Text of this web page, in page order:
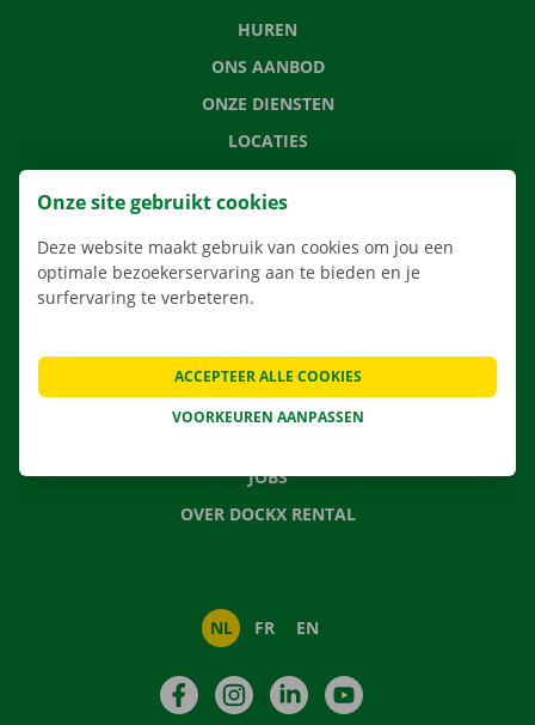
HUREN
ONS AANBOD
ONZE DIENSTEN
LOCATIES
APP
VERHUISOPLOSSINGEN
VEELGESTELDE VRAGEN
NIEUWS
JOBS
OVER DOCKX RENTAL
NL FR EN
FacebookInstagramLinkedIn
Onze site gebruikt cookies
Deze website maakt gebruik van cookies om jou een
optimale bezoekerservaring aan te bieden en je
surfervaring te verbeteren.
VOORKEUREN AANPASSEN
ACCEPTEER ALLE COOKIES